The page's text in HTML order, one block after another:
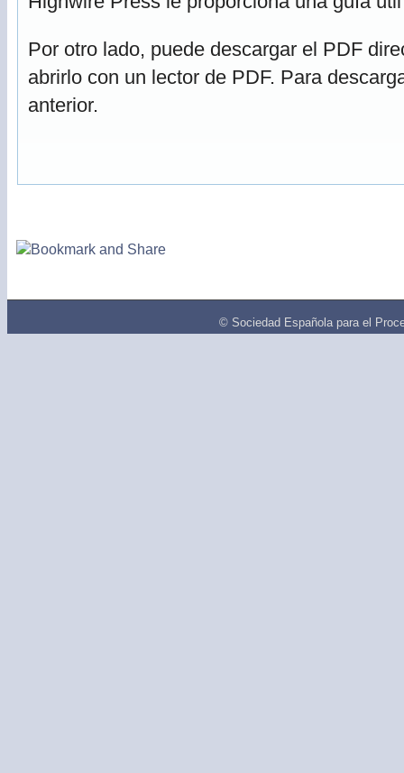
Por otro lado, puede descargar el PDF
abrirlo con un lector de PDF. Para
anterior.
© Sociedad Española para el